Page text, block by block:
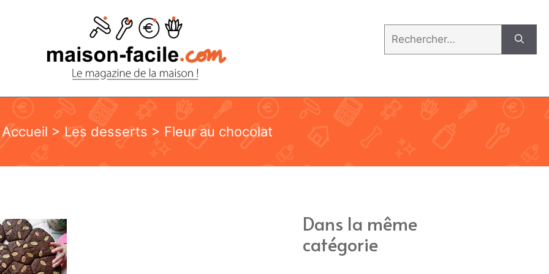
Accueil >Les desserts > Fleur au chocolat
Dans la même
catégorie